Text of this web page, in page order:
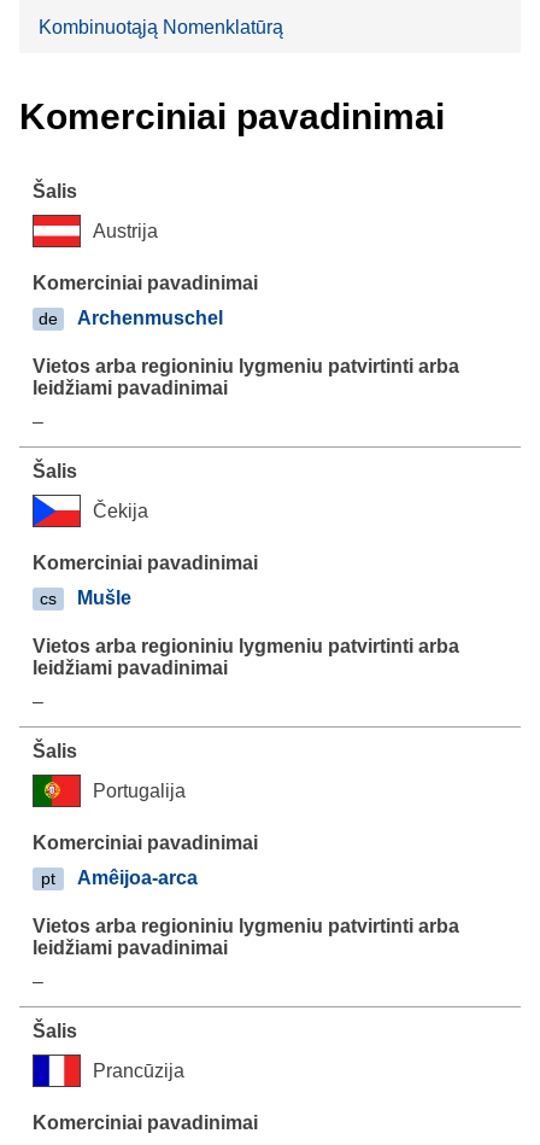
Kombinuotąją Nomenklatūrą
Komerciniai pavadinimai
Austrija
de Archenmuschel
–
Čekija
cs Mušle
–
Portugalija
pt Amêijoa-arca
–
Prancūzija